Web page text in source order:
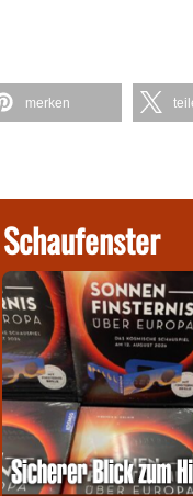
merken
Schaufenster